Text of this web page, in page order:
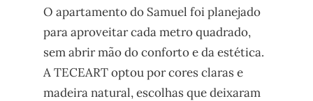
O apartamento do Samuel foi planejado
para aproveitar cada metro quadrado,
sem abrir mão do conforto e da estética.
A TECEART optou por cores claras e
madeira natural, escolhas que deixaram